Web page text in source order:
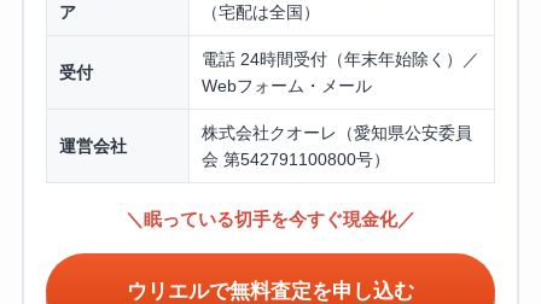
ア
（宅配は全国）
受付
電話 24時間受付（年末年始除く）／
Webフォーム・メール
運営会社
株式会社クオーレ（愛知県公安委員
会 第542791100800号）
＼眠っている切手を今すぐ現金化／
ウリエルで無料査定を申し込む